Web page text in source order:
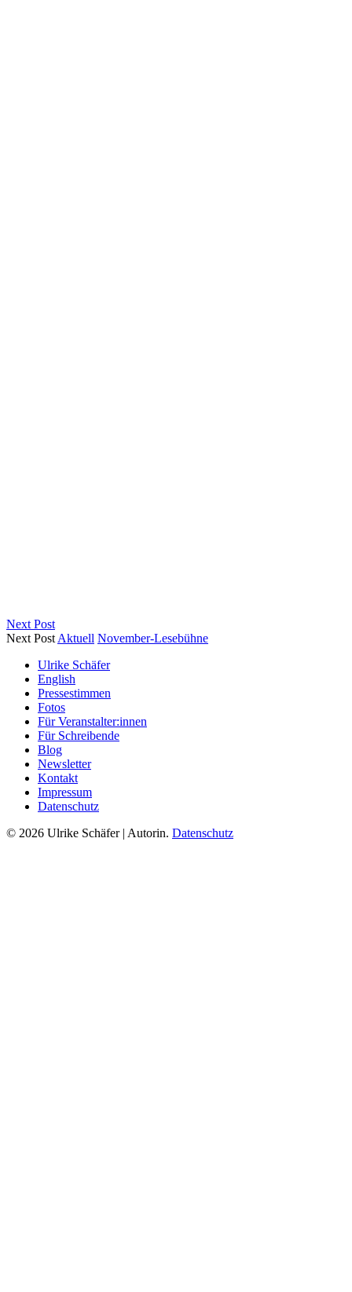
Next Post
Next Post Aktuell November-Lesebühne
Ulrike Schäfer
English
Pressestimmen
Fotos
Für Veranstalter:innen
Für Schreibende
Blog
Newsletter
Kontakt
Impressum
Datenschutz
© 2026 Ulrike Schäfer | Autorin. Datenschutz